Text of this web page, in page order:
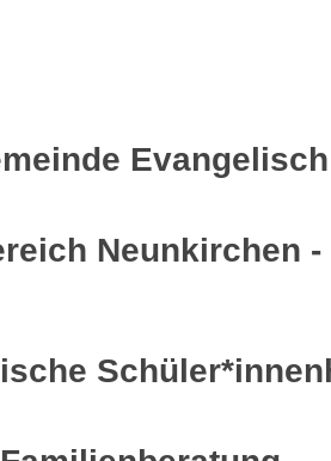
Evangelisch
Neunkirchen -